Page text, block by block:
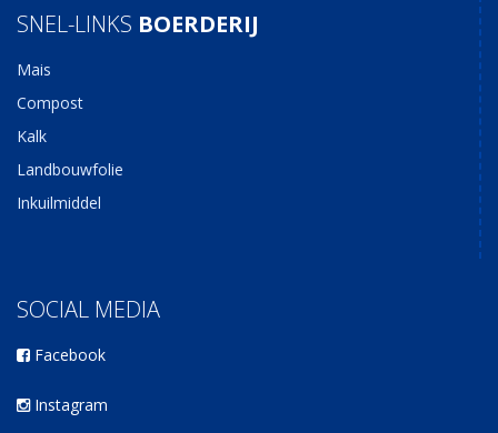
SNEL-LINKS BOERDERIJ
Mais
Compost
Kalk
Landbouwfolie
Inkuilmiddel
SOCIAL MEDIA
Facebook
Instagram